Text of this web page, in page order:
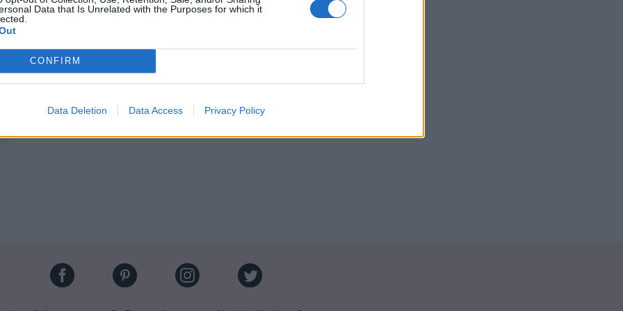
Data that Is Unrelated with the Purposes for which it
CONFIRM
Data Deletion Data Access Privacy Policy
!
avec une petite gâterie est le rêve de tout homme
il se souviendra à vie de ce matin chantant…